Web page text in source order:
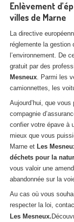
Enlèvement
villes de Marne
La directive
réglemente la gestion
l’environnement. De
gratuit par des
Mesneux. Parmi les
camionnettes, les
Aujourd’hui, que
compagnie
confier votre épave à
mieux que vous
Marne et Les
déchets pour la
vous valoir une
abandonnée sur la
Au cas où vous
respecter la loi,
Les Mesneux.